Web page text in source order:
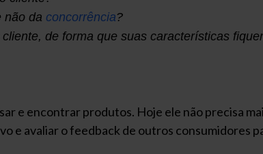
não da concorrência?
de forma que suas características
e encontrar produtos. Hoje ele não precisa
e avaliar o feedback de outros consumidores